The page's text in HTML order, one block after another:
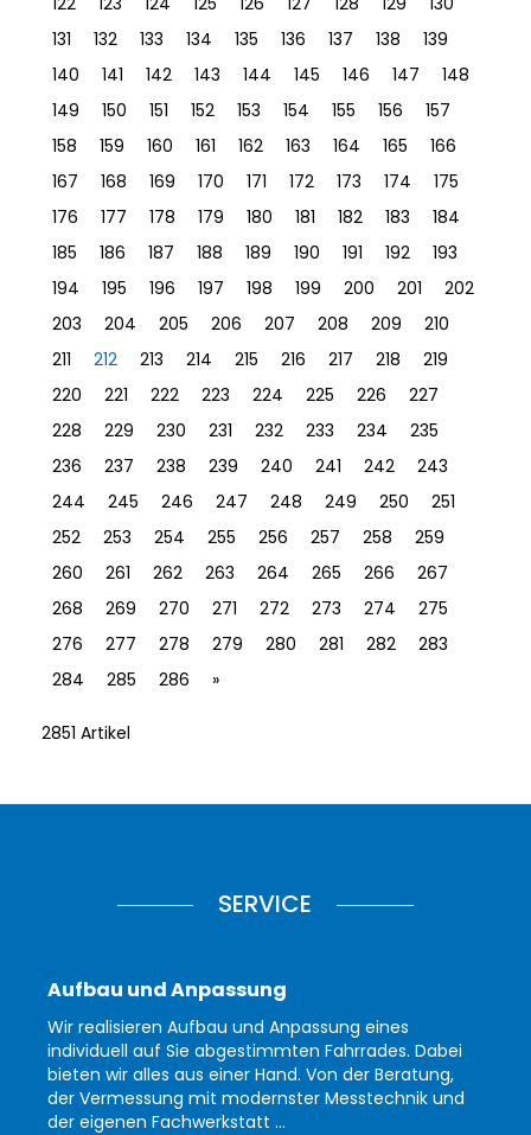
131
132 133 134 135 136 137 138
139
140
141 142 143 144 145 146 147
148
149
150 151 152 153 154 155 156
157
158
159 160 161 162 163 164 165
166
167
168 169 170 171 172 173 174
175
176
177 178 179 180 181 182 183
184
185
186 187 188 189 190 191 192
193
194
195 196 197 198 199 200 201
202
203
204 205 206 207 208 209
210
211
212 213 214 215 216 217 218
219
220
221 222 223 224 225 226
227
228
229 230 231 232 233 234
235
236
237 238 239 240 241 242
243
244
245 246 247 248 249 250
251
252
253 254 255 256 257 258
259
260
261 262 263 264 265 266
267
268
269 270 271 272 273 274
275
276
277 278 279 280 281 282
283
284
285 286 »
2851 Artikel
SERVICE
Aufbau und Anpassung
Wir realisieren Aufbau und Anpassung eines
individuell auf Sie abgestimmten Fahrrades. Dabei
bieten wir alles aus einer Hand. Von der Beratung,
der Vermessung mit modernster Messtechnik und
der eigenen Fachwerkstatt ...